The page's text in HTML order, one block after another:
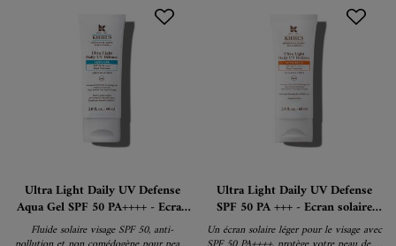
Ultra Light Daily UV Defense
Aqua Gel SPF 50 PA++++ - Ecran
solaire pour le visage
Fluide solaire visage SPF 50, anti-
Ultra Light Daily UV Defense
SPF 50 PA +++ - Ecran solaire
pour le visage SPF 50
Un écran solaire léger pour le visage avec